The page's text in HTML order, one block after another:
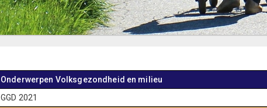
Onderwerpen Volksgezondheid en milieu
GGD 2021